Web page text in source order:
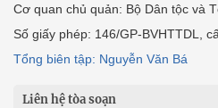
Cơ quan chủ quản: Bộ Dân tộc và
Số giấy phép: 146/GP-BVHTTDL,
Tổng biên tập: Nguyễn Văn Bá
Liên hệ tòa soạn